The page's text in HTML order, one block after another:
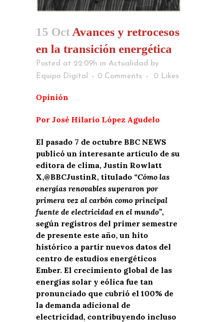
15 Oct Avances y retrocesos
en la transición energética
Posted at 22:09h in Actualidad
by
Equipo Digital
0 Comments 0 Likes
Opinión
Por José Hilario López Agudelo
El pasado 7 de octubre BBC NEWS
publicó un interesante artículo de su
editora de clima, Justin Rowlatt
X,@BBCJustinR, titulado “Cómo las
energías renovables superaron por
primera vez al carbón como principal
fuente de electricidad en el mundo”,
según registros del primer semestre
de presente este año, un hito
histórico a partir nuevos datos del
centro de estudios energéticos
Ember. El crecimiento global de las
energías solar y eólica fue tan
pronunciado que cubrió el 100% de
la demanda adicional de
electricidad, contribuyendo incluso